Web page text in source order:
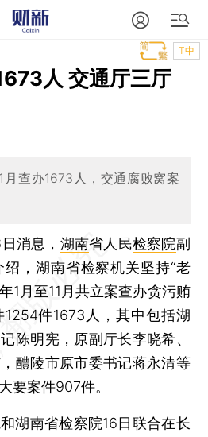
T中
人 交通厅三厅
月查办1673人，交通腐败窝案
消息， 湖南省人民检察院副
，湖南省检察机关坚持“老
1月至11月共立案查办贪污贿
件1673人，其中包括湖
陈明宪，原副厅长李晓希、
醴陵市原市委书记蒋永清等
要案件907件。
南省检察院16日联合在长